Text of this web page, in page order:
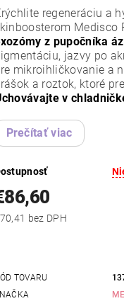
regeneráciu a
Medisco
z pupočníka
jazvy po
mikroihličkovanie a
a roztok, ktoré
v
Prečítať viac
€70,41 bez DPH
TOVARU